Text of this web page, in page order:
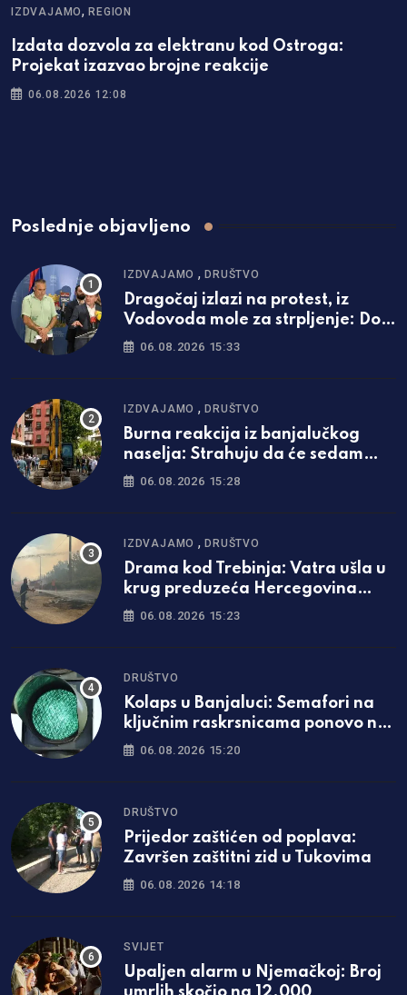
IZDVAJAMO,REGION
Izdata dozvola za elektranu kod Ostroga:
Projekat izazvao brojne reakcije
06.08.2026 12:08
Poslednje objavljeno
IZDVAJAMO ,DRUŠTVO
Dragočaj izlazi na protest, iz
Vodovoda mole za strpljenje: Do
ovog datuma najavili kraj
06.08.2026 15:33
IZDVAJAMO ,DRUŠTVO
Burna reakcija iz banjalučkog
naselja: Strahuju da će sedam
spratova postati nova praksa
06.08.2026 15:28
IZDVAJAMO ,DRUŠTVO
Drama kod Trebinja: Vatra ušla u
krug preduzeća Hercegovina
putevi
06.08.2026 15:23
DRUŠTVO
Kolaps u Banjaluci: Semafori na
ključnim raskrsnicama ponovo ne
rade
06.08.2026 15:20
DRUŠTVO
Prijedor zaštićen od poplava:
Završen zaštitni zid u Tukovima
06.08.2026 14:18
SVIJET
Upaljen alarm u Njemačkoj: Broj